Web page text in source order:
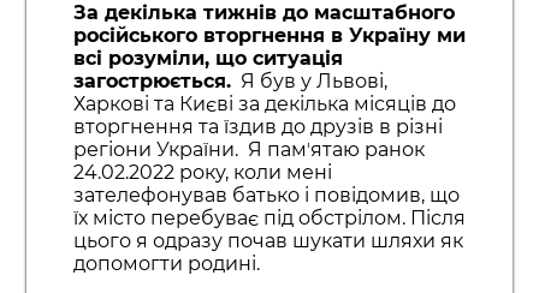
За декілька тижнів до масштабного
російського вторгнення в Україну ми
всі розуміли, що ситуація
загострюється.Я був у Львові,
Харкові та Києві за декілька місяців до
вторгнення та їздив до друзів в різні
регіони України. Я памʼятаю ранок
24.02.2022 року, коли мені
зателефонував батько і повідомив, що
їх місто перебуває під обстрілом. Після
цього я одразу почав шукати шляхи як
допомогти родині.